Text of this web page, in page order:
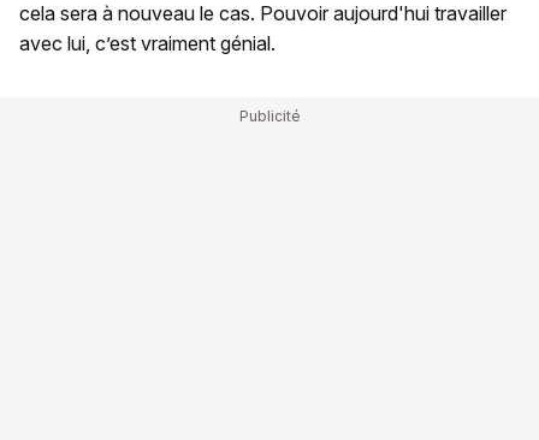
cela sera à nouveau le cas. Pouvoir aujourd'hui travailler
avec lui, c’est vraiment génial.